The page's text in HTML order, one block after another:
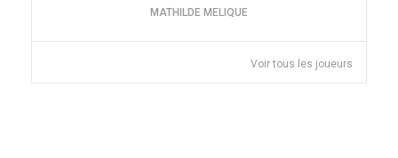
MATHILDE MELIQUE
Voir tous les joueurs